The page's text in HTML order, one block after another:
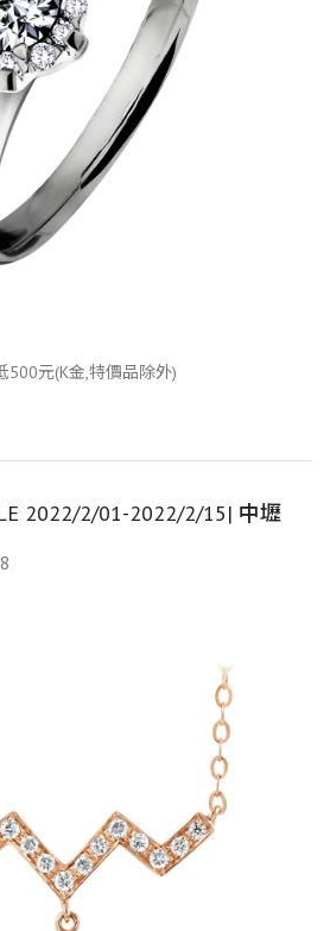
元(K金,特價品除外)
2022/2/01-2022/2/15| 中壢